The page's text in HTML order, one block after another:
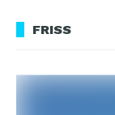
FRISS